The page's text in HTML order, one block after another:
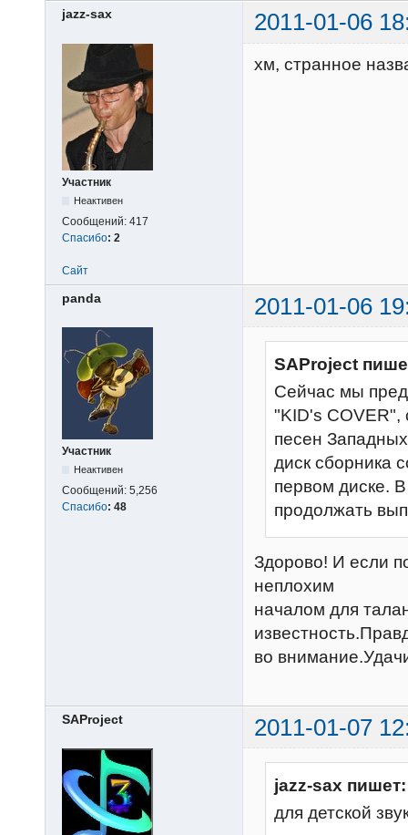
jazz-sax 2011-01-06
Участник
Неактивен
Сообщений: 417
Спасибо: 2
хм, странное
Сайт
panda 2011-01-06
Участник
Неактивен
Сообщений: 5,256
Спасибо: 48
SAProject
Сейчас мы
"KID's COVER",
песен
диск сборника
первом диске.
продолжать
Здорово! И если
неплохим
началом для
во
SAProject 2011-01-07
jazz-sax пишет:
для детской